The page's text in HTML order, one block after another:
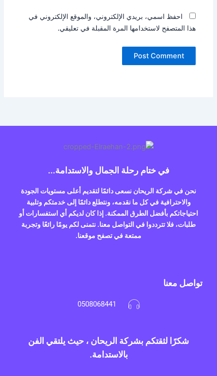
احفظ اسمي، بريدي الإلكتروني، والموقع الإلكتروني في
هذا المتصفح لاستخدامها المرة المقبلة في تعليقي.
في ختام رحلة الجمال والاستدامة...
نحن في شركة الريحان نسعى دائمًا لتقديم أعلى مستويات الجودة
والاحترافية في كل ما نقدمه، ونتطلع دائمًا إلى خدمتكم وتلبية
احتياجاتكم بأفضل الطرق الممكنة. إذا كان لديكم أي استفسارات أو
طلبات، فلا تترددوا في التواصل معنا. نتمنى لكم يومًا رائعًا وتجربة
ممتعة في تصفح موقعنا.
تواصل معنا
0508068441
شكرًا لثقتكم بشركة الريحان ، حيث يلتقي الفن
بالاستدامة.